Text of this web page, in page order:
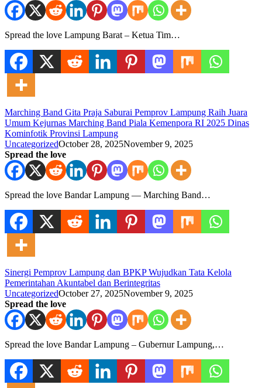
Spread the love Lampung Barat – Ketua Tim…
Marching Band Gita Praja Saburai Pemprov Lampung Raih Juara
Umum Kejurnas Marching Band Piala Kemenpora RI 2025 Dinas
Kominfotik Provinsi Lampung
UncategorizedOctober 28, 2025November 9, 2025
Spread the love
Spread the love Bandar Lampung — Marching Band…
Sinergi Pemprov Lampung dan BPKP Wujudkan Tata Kelola
Pemerintahan Akuntabel dan Berintegritas
UncategorizedOctober 27, 2025November 9, 2025
Spread the love
Spread the love Bandar Lampung – Gubernur Lampung,…